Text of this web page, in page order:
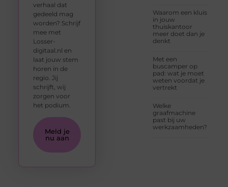
Waarom een kluis
in jouw
thuiskantoor
meer doet dan je
denkt
Met een
buscamper op
pad: wat je moet
weten voordat je
vertrekt
Welke
graafmachine
past bij uw
werkzaamheden?
verhaal dat
gedeeld mag
worden? Schrijf
mee met
Losser-
digitaal.nl en
laat jouw stem
horen in de
regio. Jij
schrijft, wij
zorgen voor
het podium.
Meld je
nu aan